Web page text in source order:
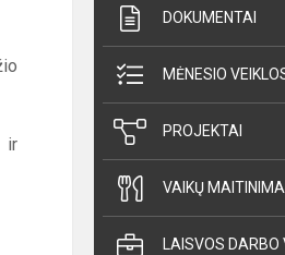
ir
DOKUMENTAI
MĖNESIO
PROJEKTAI
VAIKŲ
LAISVOS DARBO